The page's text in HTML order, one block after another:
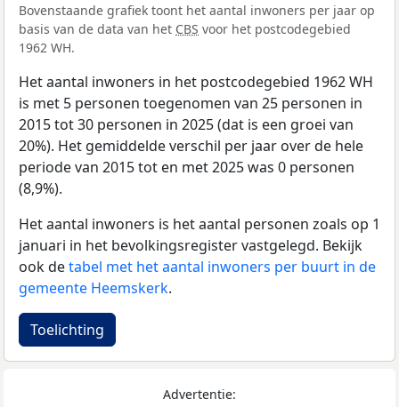
Bovenstaande grafiek toont het aantal inwoners per jaar op
basis van de data van het CBS voor het postcodegebied
1962 WH.
Het aantal inwoners in het postcodegebied 1962 WH
is met 5 personen toegenomen van 25 personen in
2015 tot 30 personen in 2025 (dat is een groei van
20%). Het gemiddelde verschil per jaar over de hele
periode van 2015 tot en met 2025 was 0 personen
(8,9%).
Het aantal inwoners is het aantal personen zoals op 1
januari in het bevolkingsregister vastgelegd. Bekijk
ook detabel met het aantal inwoners per buurt in de
gemeente Heemskerk.
Toelichting
Advertentie: